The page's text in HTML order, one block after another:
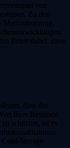
von
Zu den
Ihnen dabei, diese
dass das
Ihrer Bestände
schützen, ist es
Storage-